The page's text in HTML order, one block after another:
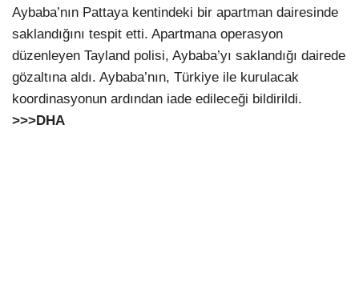
Aybaba’nın Pattaya kentindeki bir apartman dairesinde
saklandığını tespit etti. Apartmana operasyon
düzenleyen Tayland polisi, Aybaba’yı saklandığı dairede
gözaltına aldı. Aybaba’nın, Türkiye ile kurulacak
koordinasyonun ardından iade edileceği bildirildi.
>>>DHA